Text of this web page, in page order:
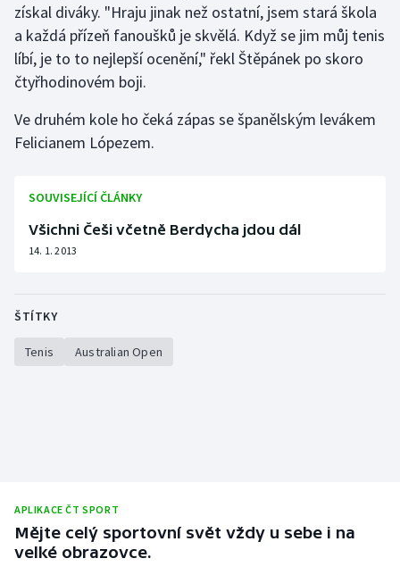
Rychlostní kanoistika
Short track
Sportovní střelba
Triatlon
Veslování
získal diváky. "Hraju jinak než ostatní, jsem stará škola
a každá přízeň fanoušků je skvělá. Když se jim můj tenis
líbí, je to to nejlepší ocenění," řekl Štěpánek po skoro
čtyřhodinovém boji.
Ve druhém kole ho čeká zápas se španělským levákem
Felicianem Lópezem.
SOUVISEJÍCÍ ČLÁNKY
Všichni Češi včetně Berdycha jdou dál
14. 1. 2013
ŠTÍTKY
Tenis Australian Open
APLIKACE ČT SPORT
Mějte celý sportovní svět vždy u sebe i na
velké obrazovce.